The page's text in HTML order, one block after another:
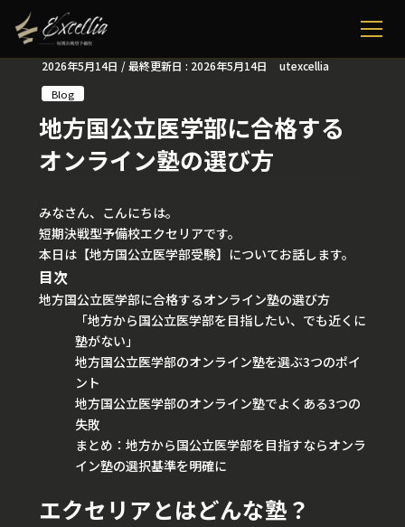
2026年5月14日 / 最終更新日 : 2026年5月14日 utexcellia
Blog
地方国公立医学部に合格する
オンライン塾の選び方
みなさん、こんにちは。
短期決戦型予備校エクセリアです。
本日は【地方国公立医学部受験】についてお話します。
目次
地方国公立医学部に合格するオンライン塾の選び方
「地方から国公立医学部を目指したい、でも近くに
塾がない」
地方国公立医学部のオンライン塾を選ぶ3つのポイ
ント
地方国公立医学部のオンライン塾でよくある3つの
失敗
まとめ：地方から国公立医学部を目指すならオンラ
イン塾の選択基準を明確に
エクセリアとはどんな塾？